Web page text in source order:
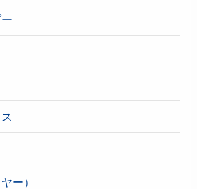
ー）